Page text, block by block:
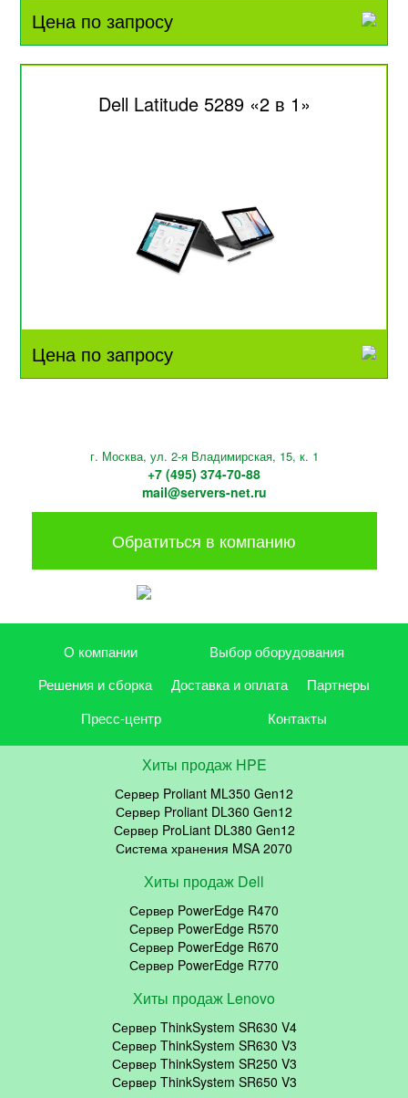
Цена по запросу
Dell Latitude 5289 «2 в 1»
Цена по запросу
г. Москва, ул. 2-я Владимирская, 15, к. 1
+7 (495) 374-70-88
mail@servers-net.ru
Обратиться в компанию
О компании
Выбор оборудования
Решения и сборка
Доставка и оплата
Партнеры
Пресс-центр
Контакты
Хиты продаж HPE
Сервер Proliant ML350 Gen12
Сервер Proliant DL360 Gen12
Сервер ProLiant DL380 Gen12
Система хранения MSA 2070
Хиты продаж Dell
Сервер PowerEdge R470
Сервер PowerEdge R570
Сервер PowerEdge R670
Сервер PowerEdge R770
Хиты продаж Lenovo
Сервер ThinkSystem SR630 V4
Сервер ThinkSystem SR630 V3
Сервер ThinkSystem SR250 V3
Сервер ThinkSystem SR650 V3